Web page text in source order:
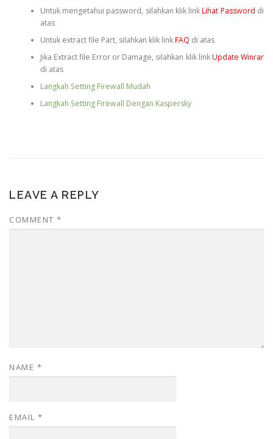
Untuk mengetahui password, silahkan klik linkLihat Password di
atas
Untuk extract file Part, silahkan klik linkFAQ di atas
Jika Extract file Error or Damage, silahkan klik linkUpdate Winrar
di atas
Langkah Setting Firewall Mudah
Langkah Setting Firewall Dengan Kaspersky
LEAVE A REPLY
COMMENT *
NAME *
EMAIL *